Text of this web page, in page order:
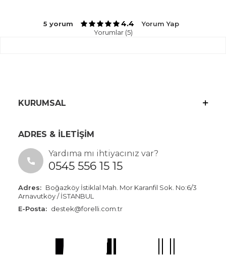
5 yorum 4.4
Yorum Yap
Yorumlar (5)
KURUMSAL
ADRES & İLETİŞİM
Yardıma mı ihtiyacınız var?
0545 556 15 15
Adres: Boğazköy İstiklal Mah. Mor Karanfil Sok. No:6/3
Arnavutköy / İSTANBUL
E-Posta: destek@forelli.com.tr